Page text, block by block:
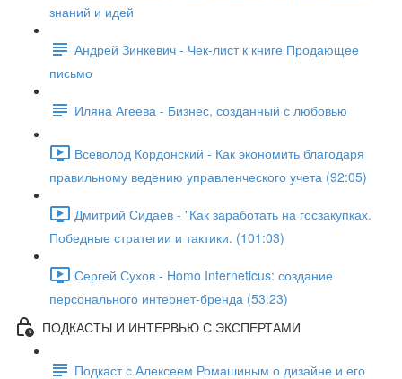
знаний и идей
Андрей Зинкевич - Чек-лист к книге Продающее
письмо
Иляна Агеева - Бизнес, созданный с любовью
Всеволод Кордонский - Как экономить благодаря
правильному ведению управленческого учета (92:05)
Дмитрий Сидаев - "Как заработать на госзакупках.
Победные стратегии и тактики. (101:03)
Сергей Сухов - Homo Interneticus: создание
персонального интернет-бренда (53:23)
ПОДКАСТЫ И ИНТЕРВЬЮ С ЭКСПЕРТАМИ
Подкаст с Алексеем Ромашиным о дизайне и его